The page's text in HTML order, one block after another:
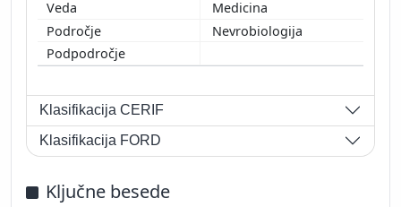
Medicina
Nevrobiologija
Klasifikacija CERIF
Klasifikacija FORD
Ključne besede